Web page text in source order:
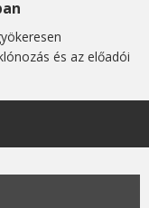
és az előadói